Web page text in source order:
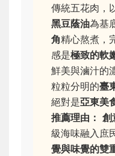
傳統五花肉，
黑豆蔭油為基
角精心熬煮，
感是極致的軟
鮮美與滷汁的
粒粒分明的臺
絕對是亞東美
推薦理由： 創
級海味融入庶
覺與味覺的雙